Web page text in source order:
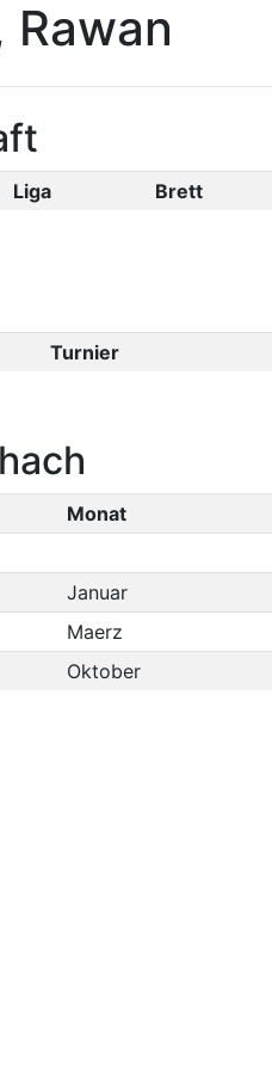
Rawan
Liga Brett
Turnier
Monat
Januar
Maerz
Oktober